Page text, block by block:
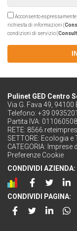
Acconsento
richiesta di informazioni (
condizioni di servizio (
Pulinet GED Centro
Via G. Fava 49, 94100
Telefono: +39
Partita IVA:
RETE:
SETTORE: Ecologia e
CATEGORIA: Imprese
Preferenze Cookie
CONDIVIDI AZIENDA:
CONDIVIDI PAGINA: